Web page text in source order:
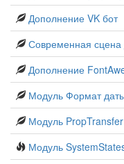
Дополнение VK бот
Современная
Дополнение
Модуль Формат
Модуль
Модуль